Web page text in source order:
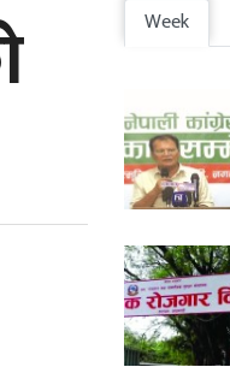
Week